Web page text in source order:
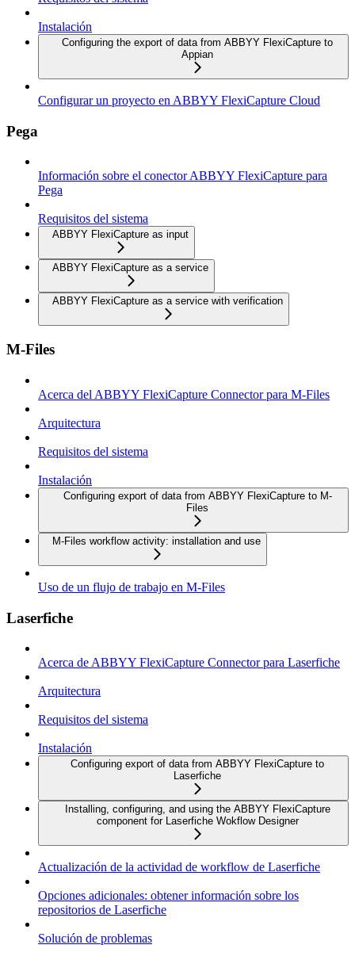
Instalación
Configuring the export of data from ABBYY FlexiCapture to
Appian
Configurar un proyecto en ABBYY FlexiCapture Cloud
Pega
Información sobre el conector ABBYY FlexiCapture para
Pega
Requisitos del sistema
ABBYY FlexiCapture as input
ABBYY FlexiCapture as a service
ABBYY FlexiCapture as a service with verification
M-Files
Acerca del ABBYY FlexiCapture Connector para M-Files
Arquitectura
Requisitos del sistema
Instalación
Configuring export of data from ABBYY FlexiCapture to M-
Files
M-Files workflow activity: installation and use
Uso de un flujo de trabajo en M-Files
Laserfiche
Acerca de ABBYY FlexiCapture Connector para Laserfiche
Arquitectura
Requisitos del sistema
Instalación
Configuring export of data from ABBYY FlexiCapture to
Laserfiche
Installing, configuring, and using the ABBYY FlexiCapture
component for Laserfiche Wokflow Designer
Actualización de la actividad de workflow de Laserfiche
Opciones adicionales: obtener información sobre los
repositorios de Laserfiche
Solución de problemas